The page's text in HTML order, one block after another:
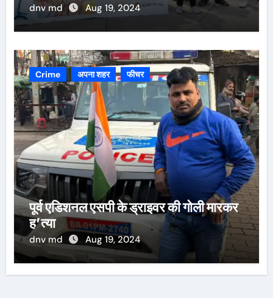
dnv md Aug 19, 2024
Crime अपना शहर फीचर
पूर्व एडिशनल एसपी के ड्राइवर की गोली मारकर
ह’त्या
dnv md Aug 19, 2024